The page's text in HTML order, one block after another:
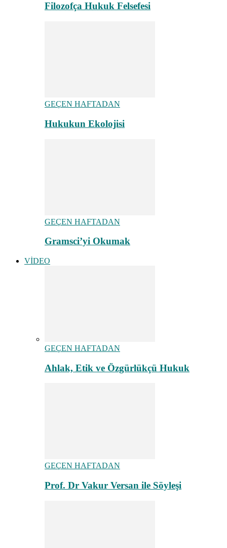
Filozofça Hukuk Felsefesi
GEÇEN HAFTADAN
Hukukun Ekolojisi
GEÇEN HAFTADAN
Gramsci’yi Okumak
VİDEO
GEÇEN HAFTADAN
Ahlak, Etik ve Özgürlükçü Hukuk
GEÇEN HAFTADAN
Prof. Dr Vakur Versan ile Söyleşi